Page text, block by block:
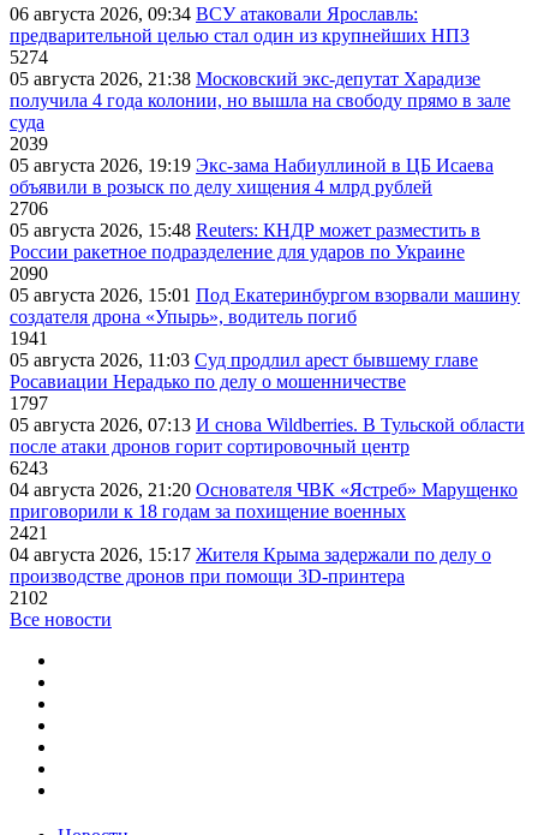
06 августа 2026, 09:34 ВСУ атаковали Ярославль:
предварительной целью стал один из крупнейших НПЗ
5274
05 августа 2026, 21:38 Московский экс-депутат Харадизе
получила 4 года колонии, но вышла на свободу прямо в зале
суда
2039
05 августа 2026, 19:19 Экс-зама Набиуллиной в ЦБ Исаева
объявили в розыск по делу хищения 4 млрд рублей
2706
05 августа 2026, 15:48 Reuters: КНДР может разместить в
России ракетное подразделение для ударов по Украине
2090
05 августа 2026, 15:01 Под Екатеринбургом взорвали машину
создателя дрона «Упырь», водитель погиб
1941
05 августа 2026, 11:03 Суд продлил арест бывшему главе
Росавиации Нерадько по делу о мошенничестве
1797
05 августа 2026, 07:13 И снова Wildberries. В Тульской области
после атаки дронов горит сортировочный центр
6243
04 августа 2026, 21:20 Основателя ЧВК «Ястреб» Марущенко
приговорили к 18 годам за похищение военных
2421
04 августа 2026, 15:17 Жителя Крыма задержали по делу о
производстве дронов при помощи 3D‑принтера
2102
Все новости